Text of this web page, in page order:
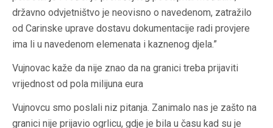
državno odvjetništvo je neovisno o navedenom, zatražilo
od Carinske uprave dostavu dokumentacije radi provjere
ima li u navedenom elemenata i kaznenog djela.”
Vujnovac kaže da nije znao da na granici treba prijaviti
vrijednost od pola milijuna eura
Vujnovcu smo poslali niz pitanja. Zanimalo nas je zašto na
granici nije prijavio ogrlicu, gdje je bila u času kad su je